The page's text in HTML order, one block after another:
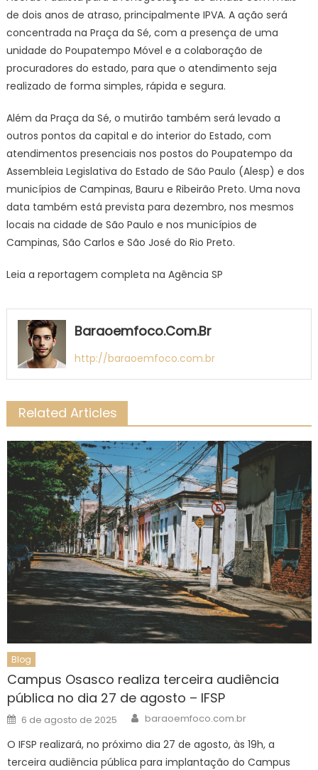
de dois anos de atraso, principalmente IPVA. A ação será
concentrada na Praça da Sé, com a presença de uma
unidade do Poupatempo Móvel e a colaboração de
procuradores do estado, para que o atendimento seja
realizado de forma simples, rápida e segura.
Além da Praça da Sé, o mutirão também será levado a
outros pontos da capital e do interior do Estado, com
atendimentos presenciais nos postos do Poupatempo da
Assembleia Legislativa do Estado de São Paulo (Alesp) e dos
municípios de Campinas, Bauru e Ribeirão Preto. Uma nova
data também está prevista para dezembro, nos mesmos
locais na cidade de São Paulo e nos municípios de
Campinas, São Carlos e São José do Rio Preto.
Leia a reportagem completa na Agência SP
Baraoemfoco.com.br
http://baraoemfoco.com.br
Related Articles
Blog
Campus Osasco realiza terceira audiência
pública no dia 27 de agosto – IFSP
Posted
on
6 de agosto de 2025 Author
baraoemfoco.com.br
O IFSP realizará, no próximo dia 27 de agosto, às 19h, a
terceira audiência pública para implantação do Campus